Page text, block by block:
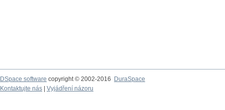
DSpace software copyright © 2002-2016
DuraSpace
Kontaktujte nás
Vyjádření názoru